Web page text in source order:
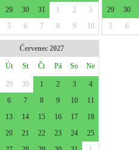
29 30 31 1 2
3
5 6 7 8 9 10
29
30
5
6
Červenec 2027
Út St Čt Pá So Ne
29 30 1 2 3
4
6 7 8 9 10
11
13 14 15 16 17
18
20 21 22 23 24
25